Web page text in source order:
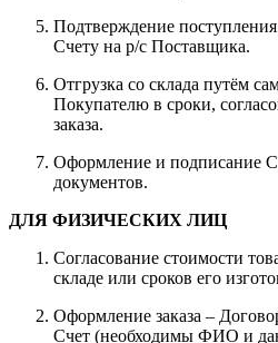
Подтверждение
Счету на р/с Поставщика.
Отгрузка со склада путём
Покупателю в сроки,
заказа.
Оформление и подписание
документов.
ДЛЯ ФИЗИЧЕСКИХ ЛИЦ
Согласование стоимости
складе или сроков его
Оформление заказа –
Счет (необходимы ФИО и